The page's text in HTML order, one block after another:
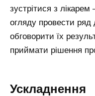
зустрітися з
огляду провести ряд
обговорити їх
приймати рішення
Ускладнення